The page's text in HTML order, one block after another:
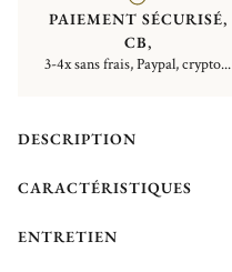
PAIEMENT SÉCURISÉ,
CB,
3-4x sans frais, Paypal, crypto...
DESCRIPTION
CARACTÉRISTIQUES
ENTRETIEN